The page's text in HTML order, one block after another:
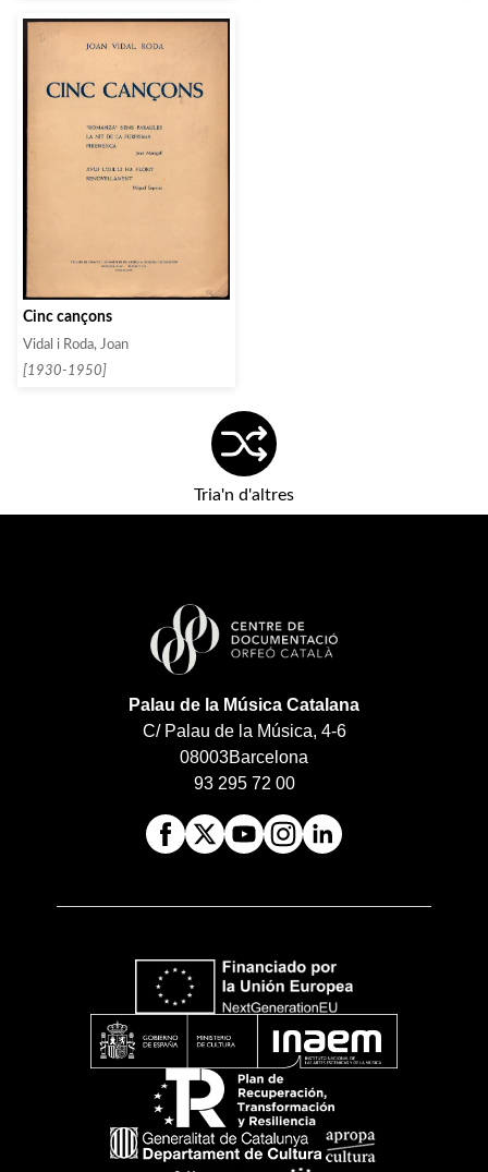
Cinc cançons
Vidal i Roda, Joan
[1930-1950]
Tria'n d'altres
Palau de la Música Catalana
C/ Palau de la Música, 4-6
08003Barcelona
93 295 72 00